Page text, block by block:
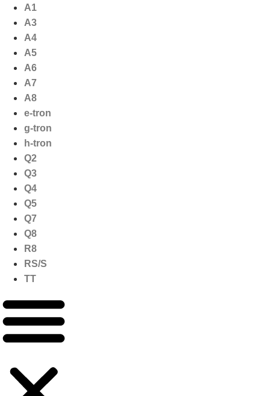
naar
inhoud
A1
A3
A4
A5
A6
A7
A8
e-tron
g-tron
h-tron
Q2
Q3
Q4
Q5
Q7
Q8
R8
RS/S
TT